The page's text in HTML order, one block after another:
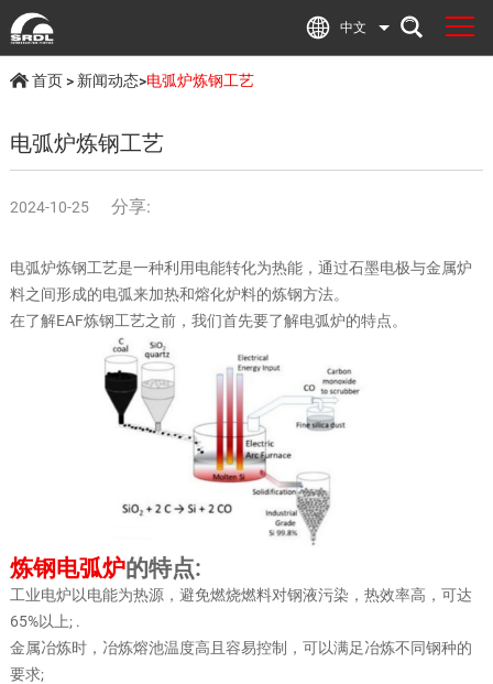
中文
首页> 新闻动态>电弧炉炼钢工艺
电弧炉炼钢工艺
2024-10-25 分享:
电弧炉炼钢工艺是一种利用电能转化为热能，通过石墨电极与金属炉
料之间形成的电弧来加热和熔化炉料的炼钢方法。
在了解EAF炼钢工艺之前，我们首先要了解电弧炉的特点。
炼钢电弧炉的特点:
工业电炉以电能为热源，避免燃烧燃料对钢液污染，热效率高，可达
65%以上; .
金属冶炼时，冶炼熔池温度高且容易控制，可以满足冶炼不同钢种的
要求;